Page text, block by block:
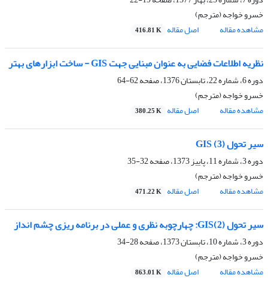
خسرو خواجه (مترجم)
مشاهده مقاله
اصل مقاله 416.81 K
نظریه اطلاعات فضایی به عنوان مبنایی جهت GIS - ساخت ابزارهای بهتر
دوره 6، شماره 22، تابستان 1376، صفحه
62-64
خسرو خواجه (مترجم)
مشاهده مقاله
اصل مقاله 380.25 K
سیر تحول GIS (3)
دوره 3، شماره 11، پاییز 1373، صفحه
32-35
خسرو خواجه (مترجم)
مشاهده مقاله
اصل مقاله 471.22 K
سیر تحول GIS(2): چهارچوبه نظری و عملی در برنامه ریزی چشم انداز
دوره 3، شماره 10، تابستان 1373، صفحه
28-34
خسرو خواجه (مترجم)
مشاهده مقاله
اصل مقاله 863.01 K